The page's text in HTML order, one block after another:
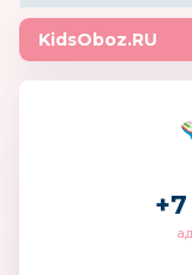
KidsOboz.RU